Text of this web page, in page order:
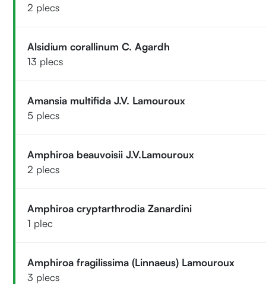
2 plecs
Alsidium corallinum C. Agardh
13 plecs
Amansia multifida J.V. Lamouroux
5 plecs
Amphiroa beauvoisii J.V.Lamouroux
2 plecs
Amphiroa cryptarthrodia Zanardini
1 plec
Amphiroa fragilissima (Linnaeus) Lamouroux
3 plecs